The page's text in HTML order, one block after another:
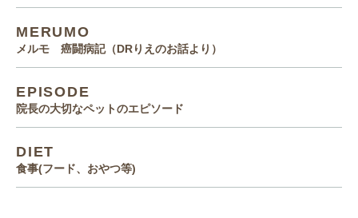
MERUMO
メルモ 癌闘病記（DRりえのお話より）
EPISODE
院長の大切なペットのエピソード
DIET
食事(フード、おやつ等)